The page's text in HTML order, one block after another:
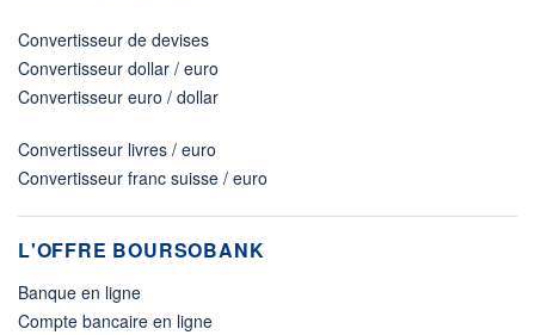
Convertisseur de devises
Convertisseur dollar / euro
Convertisseur euro / dollar
Convertisseur livres / euro
Convertisseur franc suisse / euro
L'OFFRE BOURSOBANK
Banque en ligne
Compte bancaire en ligne